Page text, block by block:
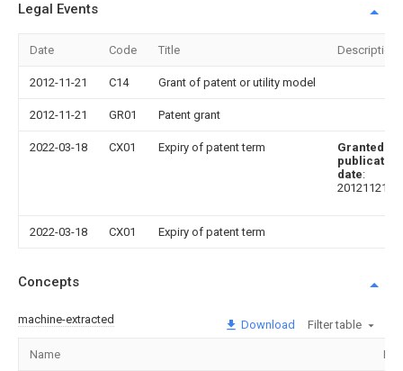
Legal Events
Date Code Title Description
2012-11-21 C14 Grant of patent or utility model
2012-11-21 GR01 Patent grant
2022-03-18 CX01 Expiry of patent term
Granted
publication
date:
20121121
2022-03-18 CX01 Expiry of patent term
Concepts
machine-extracted Download Filter table
Name